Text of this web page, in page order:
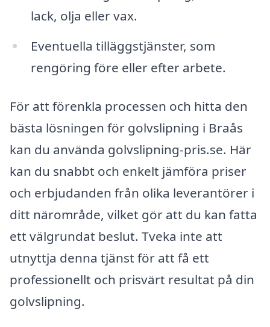
lack, olja eller vax.
Eventuella tilläggstjänster, som
rengöring före eller efter arbete.
För att förenkla processen och hitta den
bästa lösningen för golvslipning i Braås
kan du använda golvslipning-pris.se. Här
kan du snabbt och enkelt jämföra priser
och erbjudanden från olika leverantörer i
ditt närområde, vilket gör att du kan fatta
ett välgrundat beslut. Tveka inte att
utnyttja denna tjänst för att få ett
professionellt och prisvärt resultat på din
golvslipning.